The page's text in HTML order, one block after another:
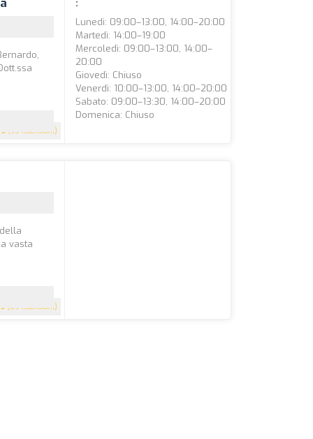
5 (93 recensioni)
:
Lunedì: 09:00–13:00, 14:00–20:00
Martedì: 14:00–19:00
Mercoledì: 09:00–13:00, 14:00–
20:00
Giovedì: Chiuso
Venerdì: 10:00–13:00, 14:00–20:00
Sabato: 09:00–13:30, 14:00–20:00
Domenica: Chiuso
5 (89 recensioni)
vasta